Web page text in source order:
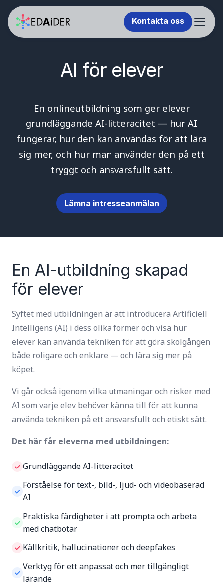
Kontakta oss
Logga in
Kontakta oss
E-postadress
Jag accepterar EdAidersPersonuppgiftspolicy.
Skicka
AI för elever
En onlineutbildning som ger elever
grundläggande AI-litteracitet — hur AI
fungerar, hur den kan användas för att lära
sig mer, och hur man använder den på ett
tryggt och ansvarsfullt sätt.
Lämna intresseanmälan
En AI-utbildning skapad
för elever
Syftet med utbildningen är att introducera Artificiell
Intelligens (AI) i dess olika former och visa hur
elever kan använda tekniken för att göra skolgången
både roligare och enklare — och lära sig mer på
köpet.
Vi går också igenom vilka utmaningar och risker med
AI som varje elev behöver känna till för att kunna
använda tekniken på ett ansvarsfullt och etiskt sätt.
Det här får eleverna med utbildningen:
Grundläggande AI-litteracitet
Förståelse för text-, bild-, ljud- och videobaserad
AI
Praktiska färdigheter i att prompta och arbeta
med chatbotar
Källkritik, hallucinationer och deepfakes
Verktyg för ett anpassat och mer tillgängligt
lärande